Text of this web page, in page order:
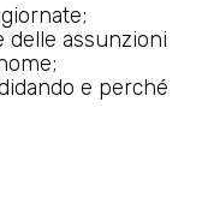
delle assunzioni
e perché